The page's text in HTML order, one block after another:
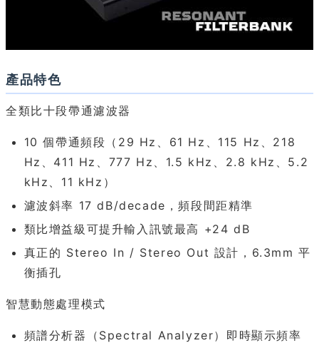
產品特色
全類比十段帶通濾波器
10 個帶通頻段（29 Hz、61 Hz、115 Hz、218
Hz、411 Hz、777 Hz、1.5 kHz、2.8 kHz、5.2
kHz、11 kHz）
濾波斜率 17 dB/decade，頻段間距精準
類比增益級可提升輸入訊號最高 +24 dB
真正的 Stereo In / Stereo Out 設計，6.3mm 平
衡插孔
智慧動態處理模式
頻譜分析器（Spectral Analyzer）即時顯示頻率